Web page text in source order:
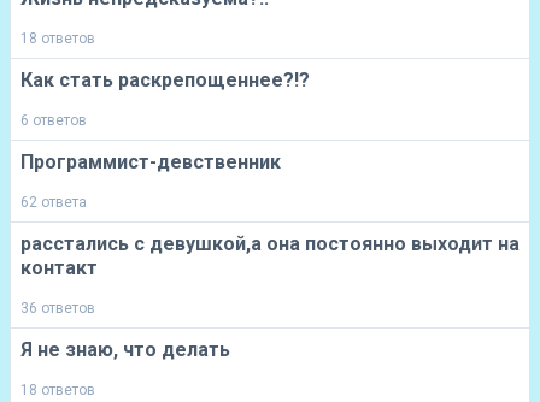
18 ответов
Как стать раскрепощеннее?!?
6 ответов
Программист-девственник
62 ответа
расстались с девушкой,а она постоянно выходит на
контакт
36 ответов
Я не знаю, что делать
18 ответов